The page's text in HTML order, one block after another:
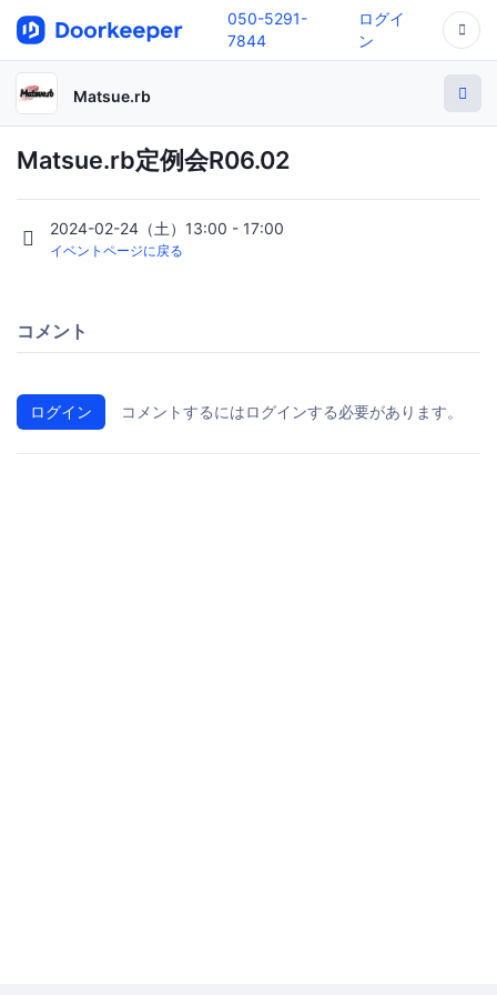
050-5291-
7844
ログイ
ン
Matsue.rb
Matsue.rb定例会R06.02
2024-02-24（土）13:00 - 17:00
イベントページに戻る
コメント
ログイン コメントするにはログインする必要があります。